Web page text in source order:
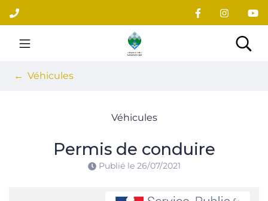
Aller
au
contenu
Site officiel du village
Véhicules
Véhicules
Permis de conduire
Publié le 26/07/2021